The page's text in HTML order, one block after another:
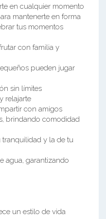
en cualquier momento
mantenerte en forma
tus momentos
con familia y
pueden jugar
sin límites
relajarte
con amigos
brindando comodidad
tranquilidad y la de tu
agua, garantizando
un estilo de vida